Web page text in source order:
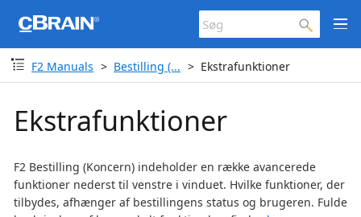
F2 Manuals Bestilling (... Ekstrafunktioner
Ekstrafunktioner
F2 Bestilling (Koncern) indeholder en række avancerede
funktioner nederst til venstre i vinduet. Hvilke funktioner, der
tilbydes, afhænger af bestillingens status og brugeren. Fulde